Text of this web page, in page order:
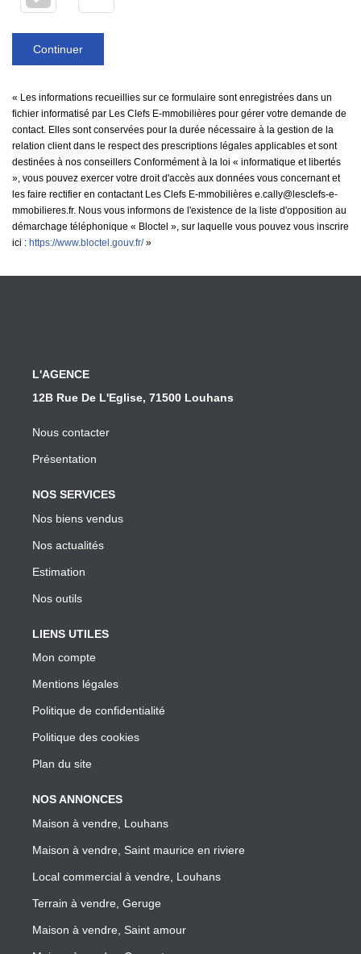
Continuer
« Les informations recueillies sur ce formulaire sont enregistrées dans un
fichier informatisé par Les Clefs E-mmobilières pour gérer votre demande de
contact. Elles sont conservées pour la durée nécessaire à la gestion de la
relation client dans le respect des prescriptions légales applicables et sont
destinées à nos conseillers Conformément à la loi « informatique et libertés
», vous pouvez exercer votre droit d'accès aux données vous concernant et
les faire rectifier en contactant Les Clefs E-mmobilières e.cally@lesclefs-e-
mmobilieres.fr. Nous vous informons de l'existence de la liste d'opposition au
démarchage téléphonique « Bloctel », sur laquelle vous pouvez vous inscrire
ici : https://www.bloctel.gouv.fr/»
L'AGENCE
12B Rue De L'Eglise, 71500 Louhans
Nous contacter
Présentation
NOS SERVICES
Nos biens vendus
Nos actualités
Estimation
Nos outils
LIENS UTILES
Mon compte
Mentions légales
Politique de confidentialité
Politique des cookies
Plan du site
NOS ANNONCES
Maison à vendre, Louhans
Maison à vendre, Saint maurice en riviere
Local commercial à vendre, Louhans
Terrain à vendre, Geruge
Maison à vendre, Saint amour